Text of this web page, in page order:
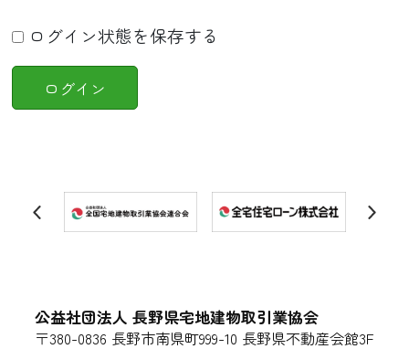
ログイン状態を保存する
公益社団法人 長野県宅地建物取引業協会
〒380-0836 長野市南県町999-10 長野県不動産会館3F